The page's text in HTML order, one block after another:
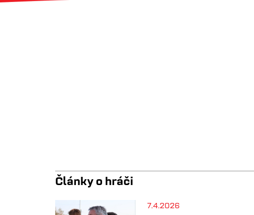
Články o hráči
7.4.2026